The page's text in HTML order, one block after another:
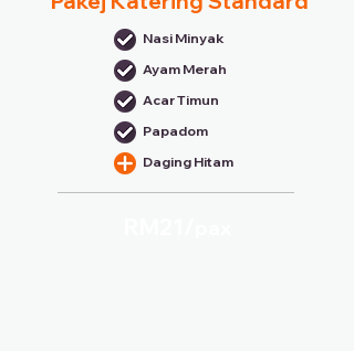
Nasi Minyak
Ayam Merah
Acar Timun
Papadom
Daging Hitam